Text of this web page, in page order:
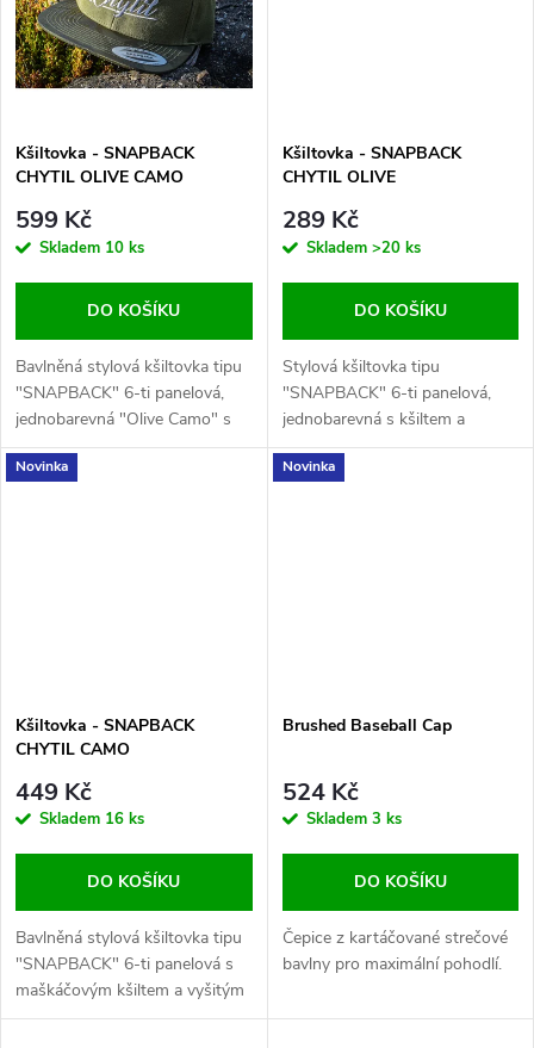
ů
ů
Kšiltovka - SNAPBACK
CHYTIL OLIVE CAMO
599 Kč
Skladem 10 ks
DO KOŠÍKU
Bavlněná stylová kšiltovka tipu
"SNAPBACK" 6-ti panelová,
jednobarevná "Olive Camo" s
kšiltem a vyšitým logem nesmí
chybět v naší nabídce
Kšiltovka - SNAPBACK
CHYTIL OLIVE
289 Kč
Skladem >20 ks
DO KOŠÍKU
Stylová kšiltovka tipu
"SNAPBACK" 6-ti panelová,
jednobarevná s kšiltem a
vyšitým logem nesmí chybět v
naší nabídce.
Novinka
Kšiltovka - SNAPBACK
CHYTIL CAMO
449 Kč
Skladem 16 ks
DO KOŠÍKU
Bavlněná stylová kšiltovka tipu
"SNAPBACK" 6-ti panelová s
maškáčovým kšiltem a vyšitým
logem nesmí chybět v naší
Novinka
Brushed Baseball Cap
524 Kč
Skladem 3 ks
DO KOŠÍKU
Čepice z kartáčované strečové
bavlny pro maximální pohodlí.